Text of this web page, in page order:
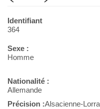
Identifiant
364
Sexe :
Homme
Nationalité :
Allemande
Précision :Alsacienne-